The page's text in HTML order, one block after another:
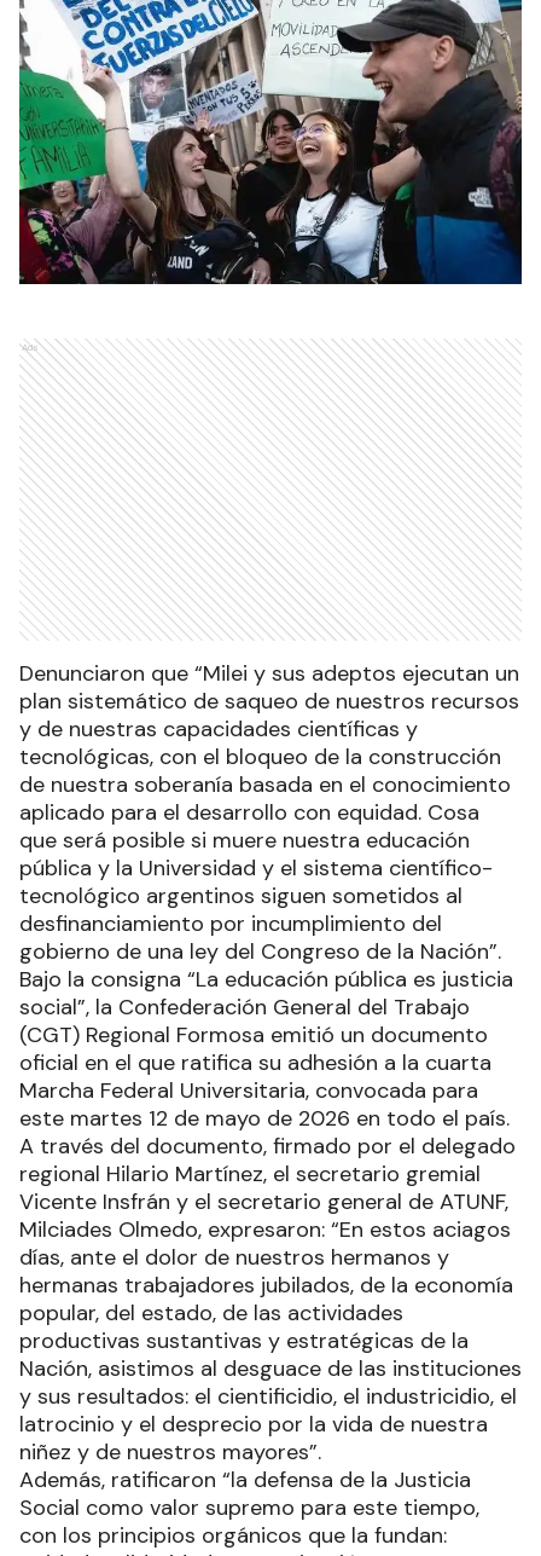
Ads
Denunciaron que “Milei y sus adeptos ejecutan un
plan sistemático de saqueo de nuestros recursos
y de nuestras capacidades científicas y
tecnológicas, con el bloqueo de la construcción
de nuestra soberanía basada en el conocimiento
aplicado para el desarrollo con equidad. Cosa
que será posible si muere nuestra educación
pública y la Universidad y el sistema científico-
tecnológico argentinos siguen sometidos al
desfinanciamiento por incumplimiento del
gobierno de una ley del Congreso de la Nación”.
Bajo la consigna “La educación pública es justicia
social”, la Confederación General del Trabajo
(CGT) Regional Formosa emitió un documento
oficial en el que ratifica su adhesión a la cuarta
Marcha Federal Universitaria, convocada para
este martes 12 de mayo de 2026 en todo el país.
A través del documento, firmado por el delegado
regional Hilario Martínez, el secretario gremial
Vicente Insfrán y el secretario general de ATUNF,
Milciades Olmedo, expresaron: “En estos aciagos
días, ante el dolor de nuestros hermanos y
hermanas trabajadores jubilados, de la economía
popular, del estado, de las actividades
productivas sustantivas y estratégicas de la
Nación, asistimos al desguace de las instituciones
y sus resultados: el cientificidio, el industricidio, el
latrocinio y el desprecio por la vida de nuestra
niñez y de nuestros mayores”.
Además, ratificaron “la defensa de la Justicia
Social como valor supremo para este tiempo,
con los principios orgánicos que la fundan: